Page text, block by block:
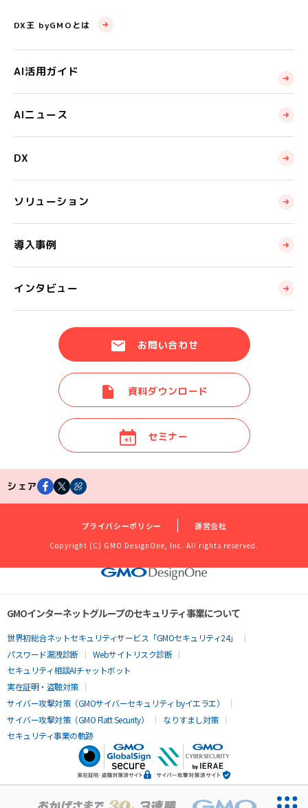
DX王 byGMOとは
AI活用ガイド
AIニュース
DX
ソリューション
導入事例
インタビュー
お問い合わせ
資料ダウンロード
セミナー
シェア
プライバシーポリシー 運営会社
Copyright (C) GMO DesignOne, Inc. All rights reserved.
GMOインターネットグループのセキュリティ事業について
世界初総合ネットセキュリティサービス「GMOセキュリティ24」
パスワード漏洩診断
Webサイトリスク診断
セキュリティ相談AIチャットボット
実在証明・盗聴対策
サイバー攻撃対策（GMOサイバーセキュリティ byイエラエ）
サイバー攻撃対策（GMO Flatt Security）
なりすまし対策
セキュリティ事業の軌跡